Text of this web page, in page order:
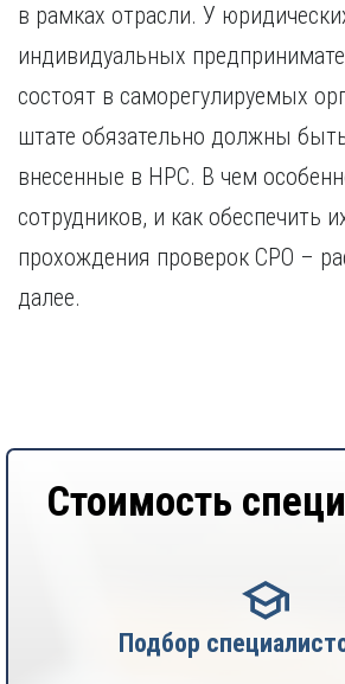
Липецк
М
Магнитогорск
Махачкала
Мурманск
Н
Нижний Новгород
Нижний Тагил
в рамках отрасли. У
индивидуальных
состоят в саморегулируемых
штате обязательно должны
внесенные в НРС. В чем
сотрудников, и как обеспечить
прохождения проверок СРО –
далее.
Стоимость
Подбор